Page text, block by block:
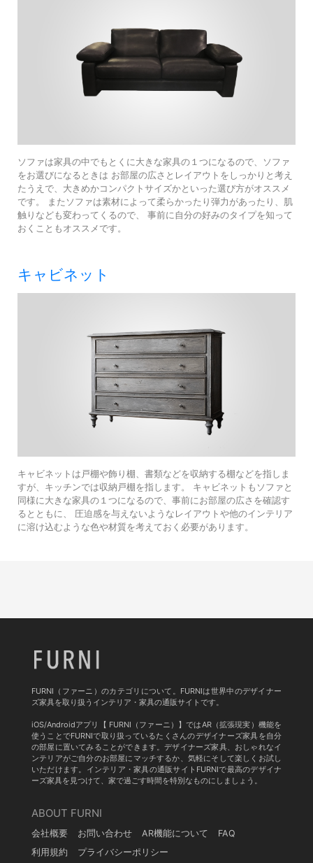
ソファは家具の中でもとくに大きな家具の１つになるので、ソファ
をお選びになるときは お部屋の広さとレイアウトをしっかりと考え
たうえで、大きめかコンパクトサイズかといった選び方がオススメ
です。 またソファは素材によって柔らかったり弾力があったり、肌
触りなども変わってくるので、 事前に自分の好みのタイプを知って
おくこともオススメです。
キャビネット
キャビネットは戸棚や飾り棚、書類などを収納する棚などを指しま
すが、キッチンでは収納戸棚を指します。 キャビネットもソファと
同様に大きな家具の１つになるので、事前にお部屋の広さを確認す
るとともに、 圧迫感を与えないようなレイアウトや他のインテリア
に溶け込むような色や材質を考えておく必要があります。
FURNI（ファーニ）のカテゴリについて。FURNIは世界中のデザイナー
ズ家具を取り扱うインテリア・家具の通販サイトです。
iOS/Androidアプリ【 FURNI（ファーニ）】ではAR（拡張現実）機能を
使うことでFURNIで取り扱っているたくさんのデザイナーズ家具を自分
の部屋に置いてみることができます。デザイナーズ家具、おしゃれなイ
ンテリアがご自分のお部屋にマッチするか、気軽にそして楽しくお試し
いただけます。インテリア・家具の通販サイトFURNIで最高のデザイナ
ーズ家具を見つけて、家で過ごす時間を特別なものにしましょう。
ABOUT FURNI
会社概要 お問い合わせ AR機能について
FAQ
利用規約
プライバシーポリシー